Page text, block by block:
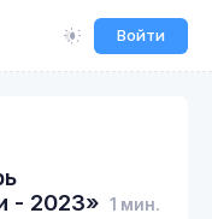
Войти
- 2023» 1 мин.